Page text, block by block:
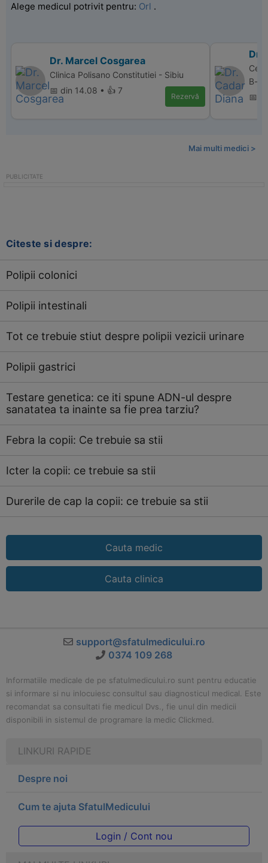
Alege medicul potrivit pentru: Orl .
Dr. Marcel Cosgarea
Clinica Polisano Constitutiei - Sibiu
📅 din 14.08 • 👍 7
Rezervă
Dr.
B-
📅
Mai multi medici >
Citeste si despre:
Polipii colonici
Polipii intestinali
Tot ce trebuie stiut despre polipii vezicii urinare
Polipii gastrici
Testare genetica: ce iti spune ADN-ul despre
sanatatea ta inainte sa fie prea tarziu?
Febra la copii: Ce trebuie sa stii
Icter la copii: ce trebuie sa stii
Durerile de cap la copii: ce trebuie sa stii
Cauta medic
Cauta clinica
support@sfatulmedicului.ro
0374 109 268
Informatiile medicale de pe sfatulmedicului.ro sunt pentru educatie
si informare si nu inlocuiesc consultul sau diagnosticul medical. Este
recomandat sa consultati fie medicul Dvs., fie unul din medicii
disponibili in sistemul de programare la medic Clickmed.
LINKURI RAPIDE
Despre noi
Cum te ajuta SfatulMedicului
Login / Cont nou